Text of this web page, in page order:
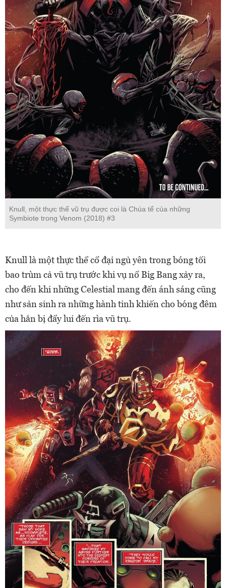
Knull, một thực thể vũ trụ được coi là Chúa tể của những
Symbiote trong Venom (2018) #3
Knull là một thực thể cổ đại ngủ yên trong bóng tối
bao trùm cả vũ trụ trước khi vụ nổ Big Bang xảy ra,
cho đến khi những Celestial mang đến ánh sáng cũng
như sản sinh ra những hành tinh khiến cho bóng đêm
của hắn bị đẩy lui đến rìa vũ trụ.